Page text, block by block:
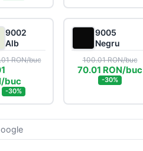
9002
Alb
RON/buc
buc
-30%
9005
Negru
100.01 RON/buc
70.01 RON/buc
-30%